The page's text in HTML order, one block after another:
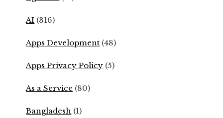
AI (316)
Apps Development (48)
Apps Privacy Policy (5)
As a Service (80)
Bangladesh (1)